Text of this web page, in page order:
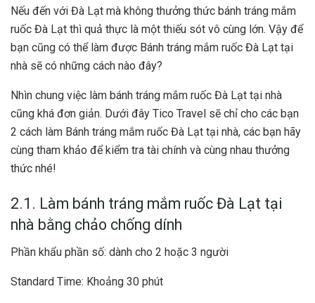
Nếu đến với Đà Lạt mà không thưởng thức bánh tráng mắm
ruốc Đà Lạt thì quả thực là một thiếu sót vô cùng lớn. Vậy để
bạn cũng có thể làm được Bánh tráng mắm ruốc Đà Lạt tại
nhà sẽ có những cách nào đây?
Nhìn chung việc làm bánh tráng mắm ruốc Đà Lạt tại nhà
cũng khá đơn giản. Dưới đây Tico Travel sẽ chỉ cho các bạn
2 cách làm Bánh tráng mắm ruốc Đà Lạt tại nhà, các bạn hãy
cùng tham khảo để kiểm tra tài chính và cùng nhau thưởng
thức nhé!
2.1. Làm bánh tráng mắm ruốc Đà Lạt tại
nhà bằng chảo chống dính
Phần khẩu phần số: dành cho 2 hoặc 3 người
Standard Time: Khoảng 30 phút